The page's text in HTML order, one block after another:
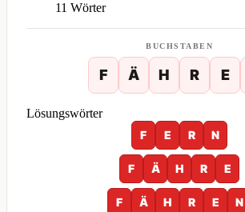
11 Wörter
BUCHSTABEN
F Ä H R E
Lösungswörter
F
E R N
F Ä H R E
F Ä H R E N